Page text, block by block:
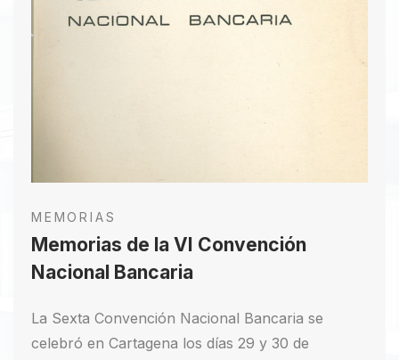
MEMORIAS
Memorias de la VI Convención
Nacional Bancaria
La Sexta Convención Nacional Bancaria se
celebró en Cartagena los días 29 y 30 de